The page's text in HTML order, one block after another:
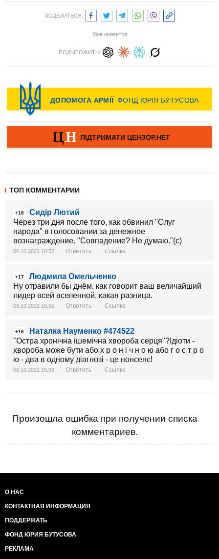
ПОДЕЛИТЬСЯ:
Мне нравится
ПОДЫТОЖИТЬ:
ТОП КОММЕНТАРИИ
+18
Сидір Лютий
Через три дня после того, как обвинил "Слуг
народа" в голосовании за денежное
вознаграждение. "Совпадение? Не думаю."(с)
08.10.2021 16:52 Ответить Ссылка
+17
Людмила Омельченко
Ну отравили бы днём, как говорит ваш величайший
лидер всей вселенной, какая разница.
08.10.2021 15:50 Ответить Ссылка
+16
Наталка Науменко #474522
"Остра хронічна ішемічна хвороба серця"?Ідіоти -
хвороба може бути або х р о н і ч н о ю або г о с т р о
ю - два в одному діагнозі - це нонсенс!
08.10.2021 15:33 Ответить Ссылка
Произошла ошибка при получении списка
комментариев.
О НАС
КОНТАКТНАЯ ИНФОРМАЦИЯ
ПОДДЕРЖАТЬ
ФОНД ЮРИЯ БУТУСОВА
РЕКЛАМА